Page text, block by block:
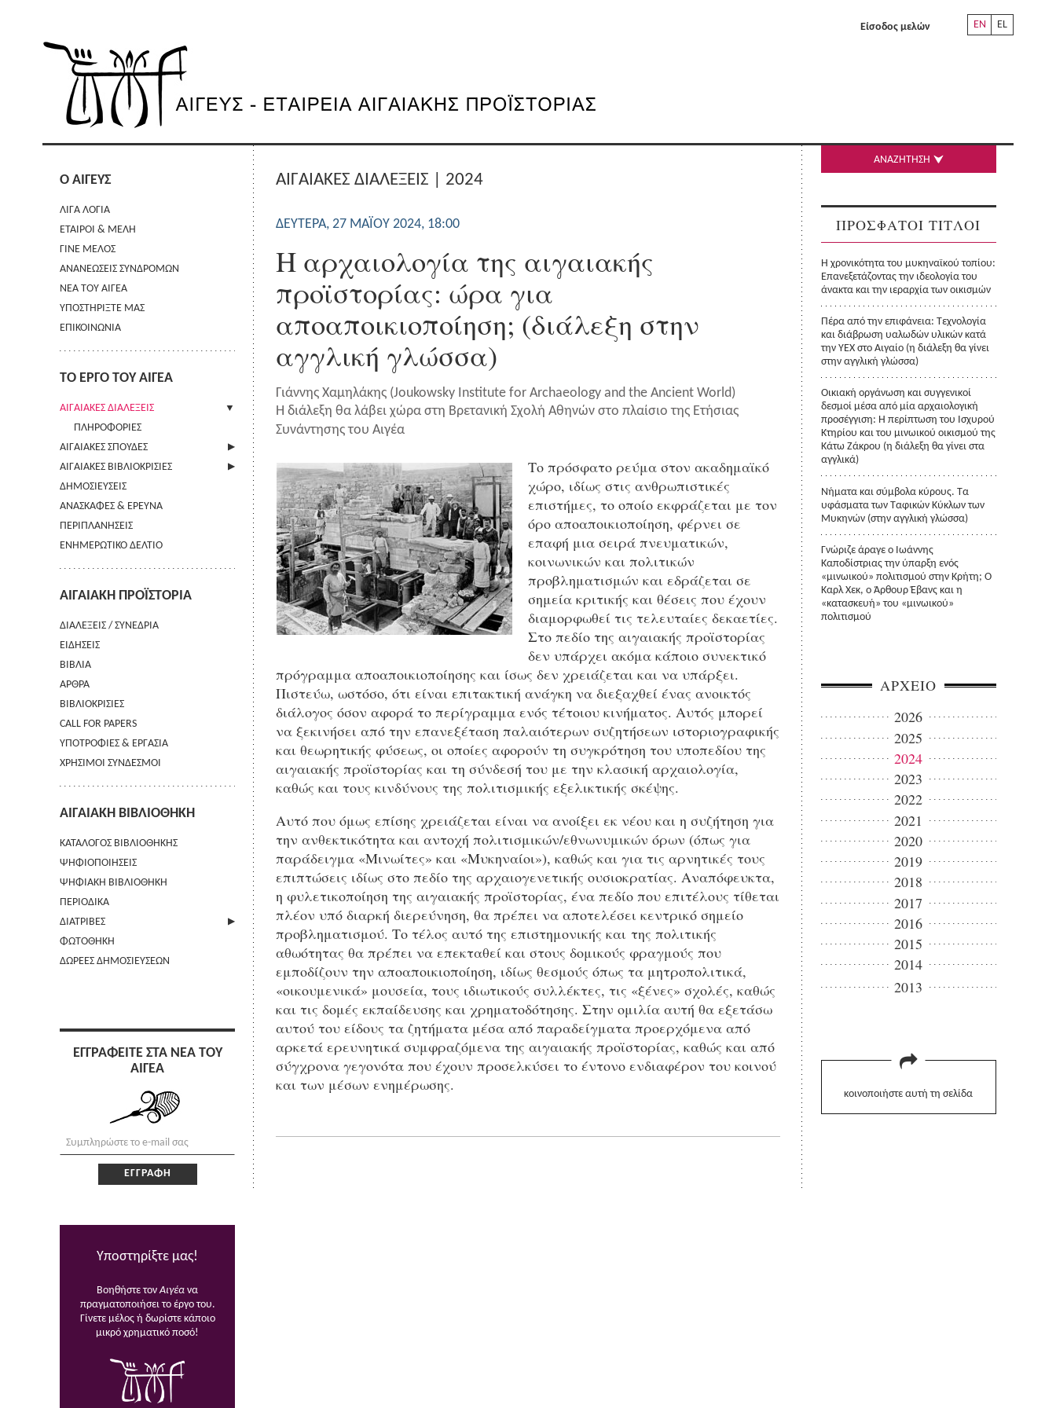
EN EL
Είσοδος μελών
Ο ΑΙΓΕΥΣ
ΛΙΓΑ ΛΟΓΙΑ
ΕΤΑΙΡΟΙ & ΜΕΛΗ
ΓΙΝΕ ΜΕΛΟΣ
ΑΝΑΝΕΩΣΕΙΣ ΣΥΝΔΡΟΜΩΝ
ΝΕΑ ΤΟΥ ΑΙΓΕΑ
ΥΠΟΣΤΗΡΙΞΤΕ ΜΑΣ
ΕΠΙΚΟΙΝΩΝΙΑ
ΤΟ ΕΡΓΟ ΤΟΥ ΑΙΓΕΑ
ΑΙΓΑΙΑΚΕΣ ΔΙΑΛΕΞΕΙΣ
ΠΛΗΡΟΦΟΡΙΕΣ
ΑΙΓΑΙΑΚΕΣ ΣΠΟΥΔΕΣ
ΠΛΗΡΟΦΟΡΙΕΣ
ΟΔΗΓΙΕΣ ΠΡΟΣ ΣΥΓΓΡΑΦΕΙΣ
ΟΡΟΙ ΧΡΗΣΗΣ
ΕΠΙΚΟΙΝΩΝΙΑ
ΑΙΓΑΙΑΚΕΣ ΒΙΒΛΙΟΚΡΙΣΙΕΣ
ΠΛΗΡΟΦΟΡΙΕΣ
ΔΗΜΟΣΙΕΥΣΕΙΣ
ΑΝΑΣΚΑΦΕΣ & ΕΡΕΥΝΑ
ΠΕΡΙΠΛΑΝΗΣΕΙΣ
ΕΝΗΜΕΡΩΤΙΚΟ ΔΕΛΤΙΟ
ΑΙΓΑΙΑΚΗ ΠΡΟΪΣΤΟΡΙΑ
ΔΙΑΛΕΞΕΙΣ / ΣΥΝΕΔΡΙΑ
ΕΙΔΗΣΕΙΣ
ΒΙΒΛΙΑ
ΑΡΘΡΑ
ΒΙΒΛΙΟΚΡΙΣΙΕΣ
CALL FOR PAPERS
ΥΠΟΤΡΟΦΙΕΣ & ΕΡΓΑΣΙΑ
ΧΡΗΣΙΜΟΙ ΣΥΝΔΕΣΜΟΙ
ΑΙΓΑΙΑΚΗ ΒΙΒΛΙΟΘΗΚΗ
ΚΑΤΑΛΟΓΟΣ ΒΙΒΛΙΟΘΗΚΗΣ
ΨΗΦΙΟΠΟΙΗΣΕΙΣ
ΨΗΦΙΑΚΗ ΒΙΒΛΙΟΘΗΚΗ
ΠΕΡΙΟΔΙΚΑ
ΔΙΑΤΡΙΒΕΣ
ΑΠΟΣΤΟΛΗ ΠΕΡΙΛΗΨΗΣ
ΦΩΤΟΘΗΚΗ
ΔΩΡΕΕΣ ΔΗΜΟΣΙΕΥΣΕΩΝ
ΕΓΓΡΑΦΕΙΤΕ ΣΤΑ ΝΕΑ ΤΟΥ
ΑΙΓΕΑ
Υποστηρίξτε μας!
Βοηθήστε τονΑιγέα να
πραγματοποιήσει το έργο του.
Γίνετε μέλος ή δωρίστε κάποιο
μικρό χρηματικό ποσό!
AΙΓΑΙΑΚΕΣ ΔΙΑΛΕΞΕΙΣ | 2024
ΔΕΥΤΈΡΑ, 27 ΜΑΪ́ΟΥ 2024, 18:00
Η αρχαιολογία της αιγαιακής
προϊστορίας: ώρα για
αποαποικιοποίηση; (διάλεξη στην
αγγλική γλώσσα)
Γιάννης Χαμηλάκης (Joukowsky Institute for Archaeology and the Ancient World)
Η διάλεξη θα λάβει χώρα στη Βρετανική Σχολή Αθηνών στο πλαίσιο της Ετήσιας
Συνάντησης του Αιγέα
Το πρόσφατο ρεύμα στον ακαδημαϊκό
χώρο, ιδίως στις ανθρωπιστικές
επιστήμες, το οποίο εκφράζεται με τον
όρο αποαποικιοποίηση, φέρνει σε
επαφή μια σειρά πνευματικών,
κοινωνικών και πολιτικών
προβληματισμών και εδράζεται σε
σημεία κριτικής και θέσεις που έχουν
διαμορφωθεί τις τελευταίες δεκαετίες.
Στο πεδίο της αιγαιακής προϊστορίας
δεν υπάρχει ακόμα κάποιο συνεκτικό
πρόγραμμα αποαποικιοποίησης και ίσως δεν χρειάζεται και να υπάρξει.
Πιστεύω, ωστόσο, ότι είναι επιτακτική ανάγκη να διεξαχθεί ένας ανοικτός
διάλογος όσον αφορά το περίγραμμα ενός τέτοιου κινήματος. Αυτός μπορεί
να ξεκινήσει από την επανεξέταση παλαιότερων συζητήσεων ιστοριογραφικής
και θεωρητικής φύσεως, οι οποίες αφορούν τη συγκρότηση του υποπεδίου της
αιγαιακής προϊστορίας και τη σύνδεσή του με την κλασική αρχαιολογία,
καθώς και τους κινδύνους της πολιτισμικής εξελικτικής σκέψης.
Αυτό που όμως επίσης χρειάζεται είναι να ανοίξει εκ νέου και η συζήτηση για
την ανθεκτικότητα και αντοχή πολιτισμικών/εθνωνυμικών όρων (όπως για
παράδειγμα «Μινωίτες» και «Μυκηναίοι»), καθώς και για τις αρνητικές τους
επιπτώσεις ιδίως στο πεδίο της αρχαιογενετικής ουσιοκρατίας. Αναπόφευκτα,
η φυλετικοποίηση της αιγαιακής προϊστορίας, ένα πεδίο που επιτέλους τίθεται
πλέον υπό διαρκή διερεύνηση, θα πρέπει να αποτελέσει κεντρικό σημείο
προβληματισμού. Το τέλος αυτό της επιστημονικής και της πολιτικής
αθωότητας θα πρέπει να επεκταθεί και στους δομικούς φραγμούς που
εμποδίζουν την αποαποικιοποίηση, ιδίως θεσμούς όπως τα μητροπολιτικά,
«οικουμενικά» μουσεία, τους ιδιωτικούς συλλέκτες, τις «ξένες» σχολές, καθώς
και τις δομές εκπαίδευσης και χρηματοδότησης. Στην ομιλία αυτή θα εξετάσω
αυτού του είδους τα ζητήματα μέσα από παραδείγματα προερχόμενα από
αρκετά ερευνητικά συμφραζόμενα της αιγαιακής προϊστορίας, καθώς και από
σύγχρονα γεγονότα που έχουν προσελκύσει το έντονο ενδιαφέρον του κοινού
και των μέσων ενημέρωσης.
ΑΝΑΖΗΤΗΣΗ
ΠΡΟΣΦΑΤΟΙ ΤΙΤΛΟΙ
Η χρονικότητα του μυκηναϊκού τοπίου:
Επανεξετάζοντας την ιδεολογία του
άνακτα και την ιεραρχία των οικισμών
Πέρα από την επιφάνεια: Τεχνολογία
και διάβρωση υαλωδών υλικών κατά
την ΥΕΧ στο Αιγαίο (η διάλεξη θα γίνει
στην αγγλική γλώσσα)
Οικιακή οργάνωση και συγγενικοί
δεσμοί μέσα από μία αρχαιολογική
προσέγγιση: Η περίπτωση του Ισχυρού
Κτηρίου και του μινωικού οικισμού της
Κάτω Ζάκρου (η διάλεξη θα γίνει στα
αγγλικά)
Νήματα και σύμβολα κύρους. Τα
υφάσματα των Ταφικών Κύκλων των
Μυκηνών (στην αγγλική γλώσσα)
Γνώριζε άραγε ο Ιωάννης
Καποδίστριας την ύπαρξη ενός
«μινωικού» πολιτισμού στην Κρήτη; Ο
Καρλ Χεκ, ο Άρθουρ Έβανς και η
«κατασκευή» του «μινωικού»
πολιτισμού
ΑΡΧΕΙΟ
2026
2025
2024
2023
2022
2021
2020
2019
2018
2017
2016
2015
2014
2013
κοινοποιήστε αυτή τη σελίδα